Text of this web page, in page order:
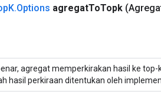
K.Options agregatToTopk
agregat memperkirakan hasil ke
hasil perkiraan ditentukan oleh